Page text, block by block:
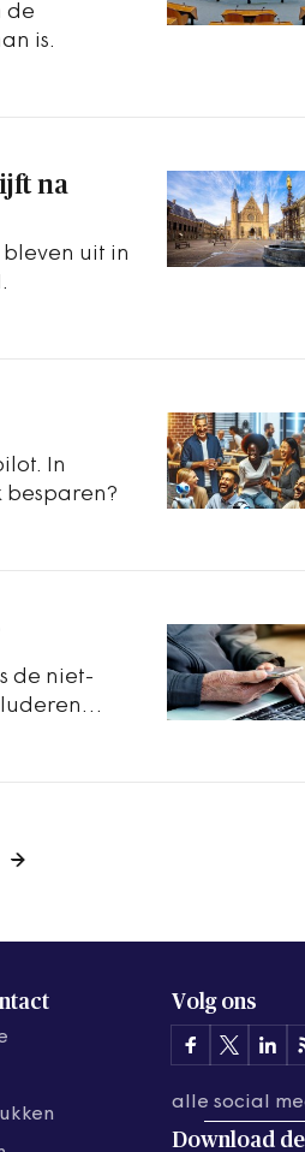
de
is.
na
uit in
In
besparen?
de niet-
Volg ons
alle social
Download de